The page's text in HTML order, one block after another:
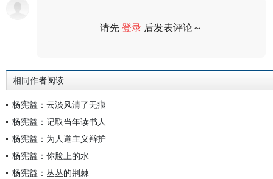
请先登录 后发表评论～
相同作者阅读
杨宪益：云淡风清了无痕
杨宪益：记取当年读书人
杨宪益：为人道主义辩护
杨宪益：你脸上的水
杨宪益：丛丛的荆棘